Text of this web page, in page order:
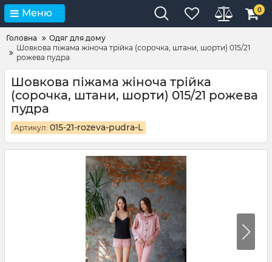
Меню 0
Головна
Одяг для дому
Шовкова піжама жіноча трійка (сорочка, штани, шорти) 015/21
рожева пудра
Шовкова піжама жіноча трійка
(сорочка, штани, шорти) 015/21 рожева
пудра
Артикул: 015-21-rozeva-pudra-L